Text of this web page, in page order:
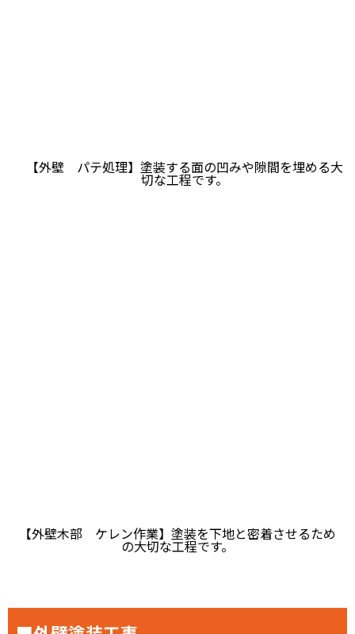
【外壁 パテ処理】塗装する面の凹みや隙間を埋める大
切な工程です。
【外壁木部 ケレン作業】塗装を下地と密着させるため
の大切な工程です。